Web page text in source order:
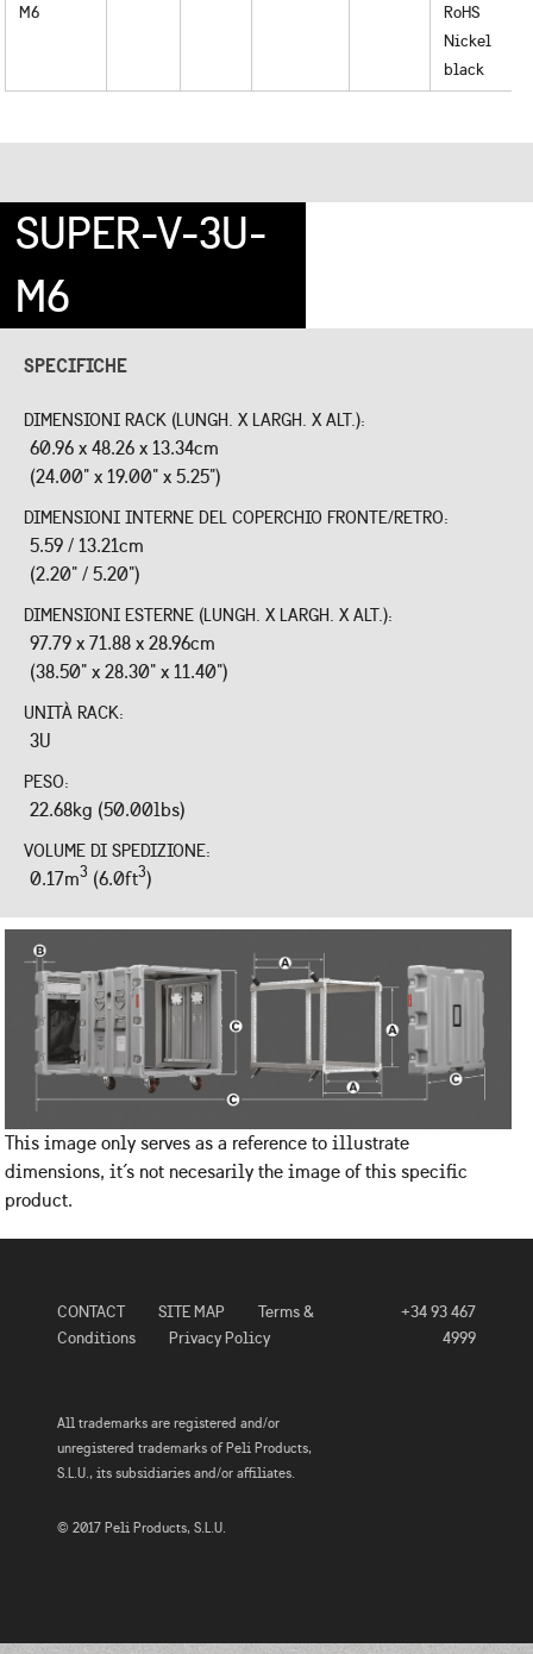
M6
RoHS
Nickel
black
SUPER-V-3U-
M6
SPECIFICHE
DIMENSIONI RACK (LUNGH. X LARGH. X ALT.):
60.96 x 48.26 x 13.34cm
(24.00" x 19.00" x 5.25")
DIMENSIONI INTERNE DEL COPERCHIO FRONTE/RETRO:
5.59 / 13.21cm
(2.20" / 5.20")
DIMENSIONI ESTERNE (LUNGH. X LARGH. X ALT.):
97.79 x 71.88 x 28.96cm
(38.50" x 28.30" x 11.40")
UNITÀ RACK:
3U
PESO:
22.68kg (50.00lbs)
VOLUME DI SPEDIZIONE:
0.17m3 (6.0ft3)
This image only serves as a reference to illustrate
dimensions, it´s not necesarily the image of this specific
product.
CONTACT SITE MAP
Terms &
Conditions
Privacy Policy
+34 93 467
4999
All trademarks are registered and/or
unregistered trademarks of Peli Products,
S.L.U., its subsidiaries and/or affiliates.
© 2017 Peli Products, S.L.U.